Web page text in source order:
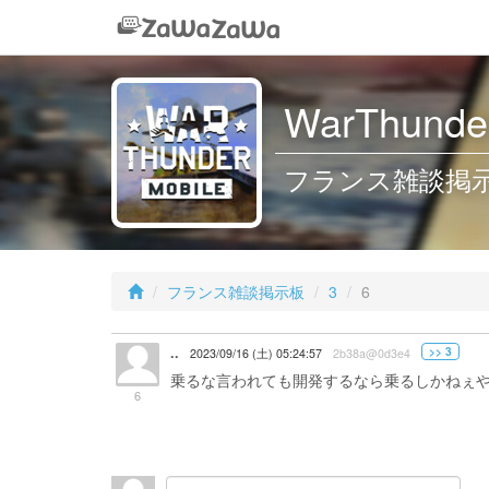
フランス雑談掲
フランス雑談掲示板 3 6
6
.. 2023/09/16 (土) 05:24:57 2b38a@0d3e4 >> 3
乗るな言われても開発するなら乗るしかねぇ